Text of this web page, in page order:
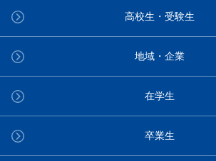
高校生・受験生
地域・企業
在学生
卒業生